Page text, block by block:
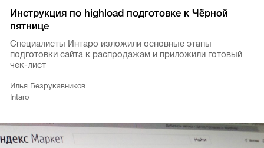
Инструкция по highload подготовке к Чёрной
пятнице
Специалисты Интаро изложили основные этапы
подготовки сайта к распродажам и приложили готовый
чек-лист
Илья Безрукавников
Intaro